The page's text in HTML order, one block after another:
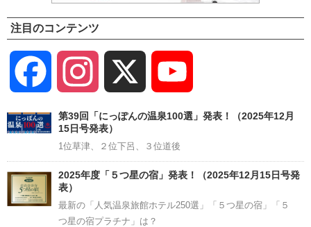
注目のコンテンツ
Facebook Instagram
Channel
第39回「にっぽんの温泉100選」発表！（2025年12月
15日号発表）
1位草津、２位下呂、３位道後
2025年度「５つ星の宿」発表！（2025年12月15日号発
表）
最新の「人気温泉旅館ホテル250選」「５つ星の宿」「５
つ星の宿プラチナ」は？